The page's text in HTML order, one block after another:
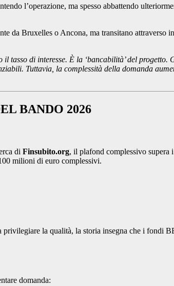
l’operazione, ma spesso abbattendo
da Bruxelles o Ancona, ma transitano
il tasso di interesse. È la ‘bancabilità’ del
Tuttavia, la complessità della domanda
BANDO 2026
di Finsubito.org, il plafond complessivo supera
milioni di euro complessivi.
la qualità, la storia insegna che i fondi
domanda: